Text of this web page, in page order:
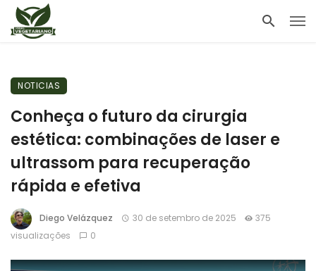
NOTICIAS
Conheça o futuro da cirurgia
estética: combinações de laser e
ultrassom para recuperação
rápida e efetiva
Diego Velázquez 30 de setembro de 2025
375
visualizações
0